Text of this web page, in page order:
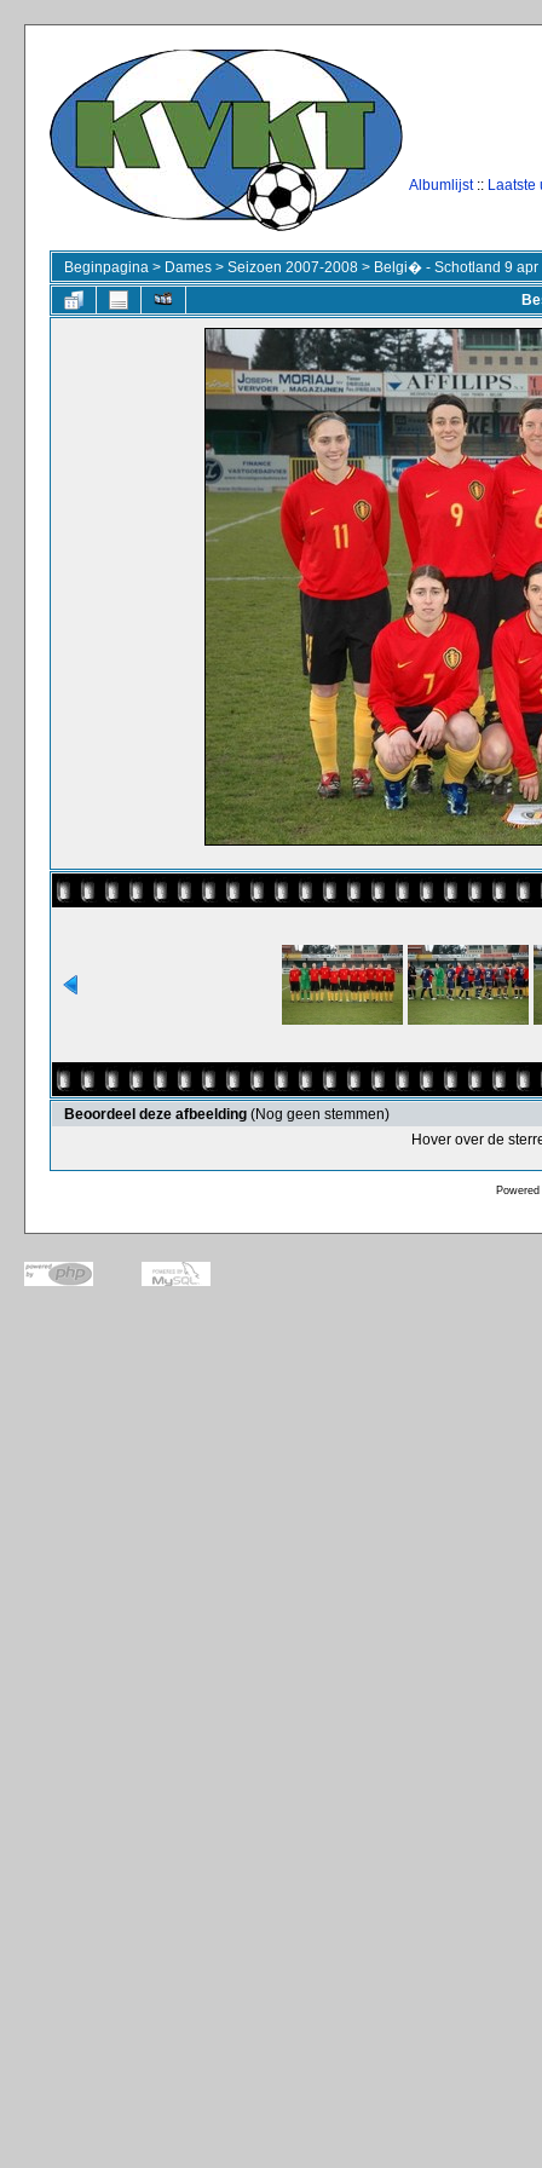
Albumlijst:: Laatste
Beginpagina > Dames > Seizoen 2007-2008 > Belgi� - Schotland 9 apr
Beoordeel deze afbeelding (Nog geen stemmen)
Hover over de